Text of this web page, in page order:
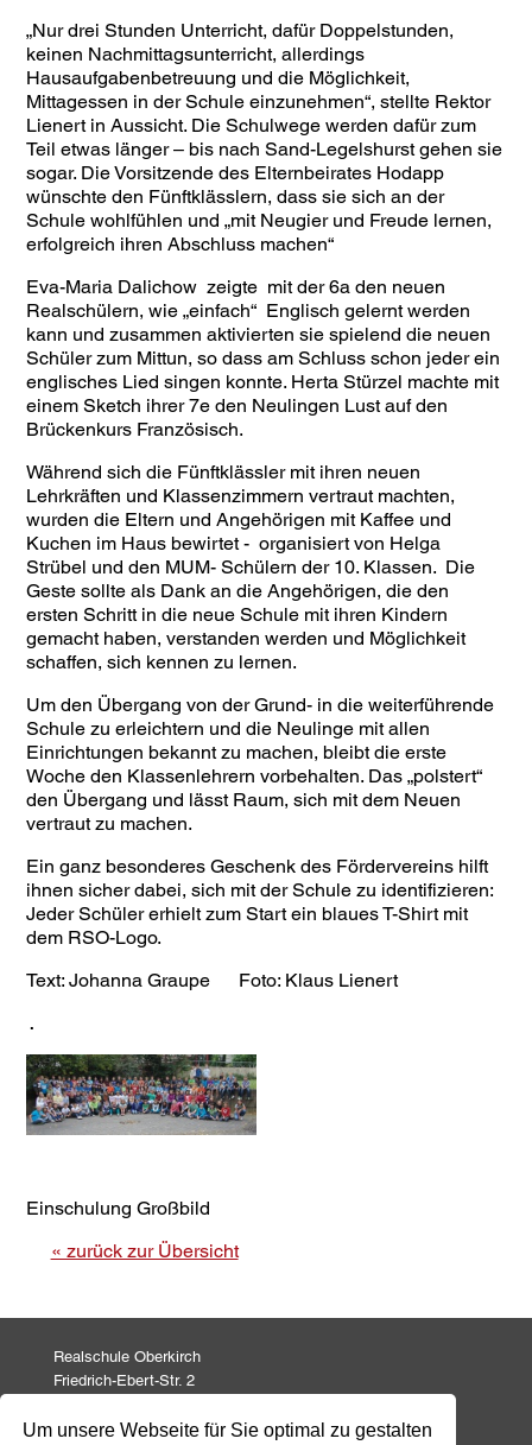
Um unsere Webseite für Sie optimal zu gestalten
„Nur drei Stunden Unterricht, dafür Doppelstunden,
keinen Nachmittagsunterricht, allerdings
Hausaufgabenbetreuung und die Möglichkeit,
Mittagessen in der Schule einzunehmen“, stellte Rektor
Lienert in Aussicht. Die Schulwege werden dafür zum
Teil etwas länger – bis nach Sand-Legelshurst gehen sie
sogar. Die Vorsitzende des Elternbeirates Hodapp
wünschte den Fünftklässlern, dass sie sich an der
Schule wohlfühlen und „mit Neugier und Freude lernen,
erfolgreich ihren Abschluss machen“
Eva-Maria Dalichow zeigte mit der 6a den neuen
Realschülern, wie „einfach“ Englisch gelernt werden
kann und zusammen aktivierten sie spielend die neuen
Schüler zum Mittun, so dass am Schluss schon jeder ein
englisches Lied singen konnte. Herta Stürzel machte mit
einem Sketch ihrer 7e den Neulingen Lust auf den
Brückenkurs Französisch.
Während sich die Fünftklässler mit ihren neuen
Lehrkräften und Klassenzimmern vertraut machten,
wurden die Eltern und Angehörigen mit Kaffee und
Kuchen im Haus bewirtet - organisiert von Helga
Strübel und den MUM- Schülern der 10. Klassen. Die
Geste sollte als Dank an die Angehörigen, die den
ersten Schritt in die neue Schule mit ihren Kindern
gemacht haben, verstanden werden und Möglichkeit
schaffen, sich kennen zu lernen.
Um den Übergang von der Grund- in die weiterführende
Schule zu erleichtern und die Neulinge mit allen
Einrichtungen bekannt zu machen, bleibt die erste
Woche den Klassenlehrern vorbehalten. Das „polstert“
den Übergang und lässt Raum, sich mit dem Neuen
vertraut zu machen.
Ein ganz besonderes Geschenk des Fördervereins hilft
ihnen sicher dabei, sich mit der Schule zu identifizieren:
Jeder Schüler erhielt zum Start ein blaues T-Shirt mit
dem RSO-Logo.
Text: Johanna Graupe Foto: Klaus Lienert
.
Einschulung Großbild
« zurück zur Übersicht
Realschule Oberkirch
Friedrich-Ebert-Str. 2